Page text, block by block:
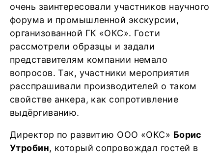
очень заинтересовали участников научного
форума и промышленной экскурсии,
организованной ГК «ОКС». Гости
рассмотрели образцы и задали
представителям компании немало
вопросов. Так, участники мероприятия
расспрашивали производителей о таком
свойстве анкера, как сопротивление
выдёргиванию.
Директор по развитию ООО «ОКС» Борис
Утробин, который сопровождал гостей в